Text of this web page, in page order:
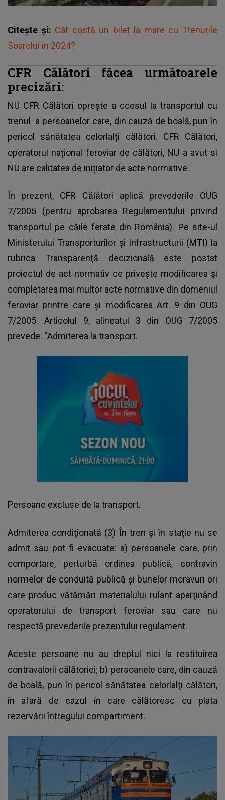
Citește și: Cât costă un bilet la mare cu Trenurile
Soarelui în 2024?
CFR Călători făcea următoarele
precizări:
NU CFR Călători oprește a ccesul la transportul cu
trenul a persoanelor care, din cauză de boală, pun în
pericol sănătatea celorlalți călători. CFR Călători,
operatorul național feroviar de călători, NU a avut si
NU are calitatea de inițiator de acte normative.
În prezent, CFR Călători aplică prevederile OUG
7/2005 (pentru aprobarea Regulamentului privind
transportul pe căile ferate din România). Pe site-ul
Ministerului Transporturilor și Infrastructurii (MTI) la
rubrica Transparenţă decizională este postat
proiectul de act normativ ce privește modificarea și
completarea mai multor acte normative din domeniul
feroviar printre care și modificarea Art. 9 din OUG
7/2005. Articolul 9, alineatul 3 din OUG 7/2005
prevede: “Admiterea la transport.
Persoane excluse de la transport.
Admiterea condiţionată (3) În tren şi în staţie nu se
admit sau pot fi evacuate: a) persoanele care, prin
comportare, perturbă ordinea publică, contravin
normelor de conduită publică şi bunelor moravuri ori
care produc vătămări materialului rulant aparţinând
operatorului de transport feroviar sau care nu
respectă prevederile prezentului regulament.
Aceste persoane nu au dreptul nici la restituirea
contravalorii călătoriei; b) persoanele care, din cauză
de boală, pun în pericol sănătatea celorlalţi călători,
în afară de cazul în care călătoresc cu plata
rezervării întregului compartiment.